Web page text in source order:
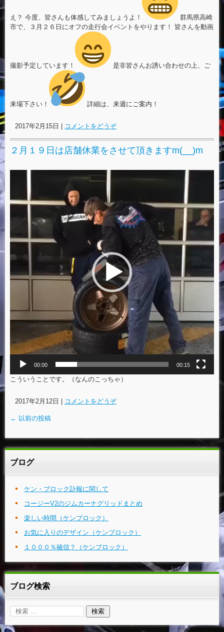
え？ 今度、皆さんも体感してみましょうよ！
群馬県高崎
市で、３月２６日にオフの走行会イベントをやります！ 皆さんを動画
撮影予定しています！ 是非皆さんお誘い合わせの上、ご
来場下さい！ 詳細は、来週にご案内！
2017年2月15日 コメントをどうぞ
２月１９日は店舗休業をさせて頂きますm(__)m
レ
ー
00:00 00:15
こういうことです。（なんのこっちゃ）
2017年2月12日 コメントをどうぞ
← 以前の投稿
ブログ
ケン・ブロック訃報に関して
コージーV2のジムカーナグリッドまとめ
楽しい時間（ケンブロック）
お気に入りのデザイン（ケンブロック）
１０００％確信？（ケンブロック）
ブログ検索